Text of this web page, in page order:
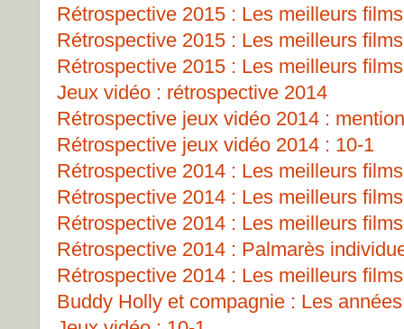
Rétrospective 2015 : Les meilleurs
Rétrospective 2015 : Les meilleurs
Rétrospective 2015 : Les meilleurs
Jeux vidéo : rétrospective 2014
Rétrospective jeux vidéo 2014 :
Rétrospective jeux vidéo 2014 : 10-1
Rétrospective 2014 : Les meilleurs
Rétrospective 2014 : Les meilleurs
Rétrospective 2014 : Les meilleurs
Rétrospective 2014 : Palmarès
Rétrospective 2014 : Les meilleurs
Buddy Holly et compagnie : Les